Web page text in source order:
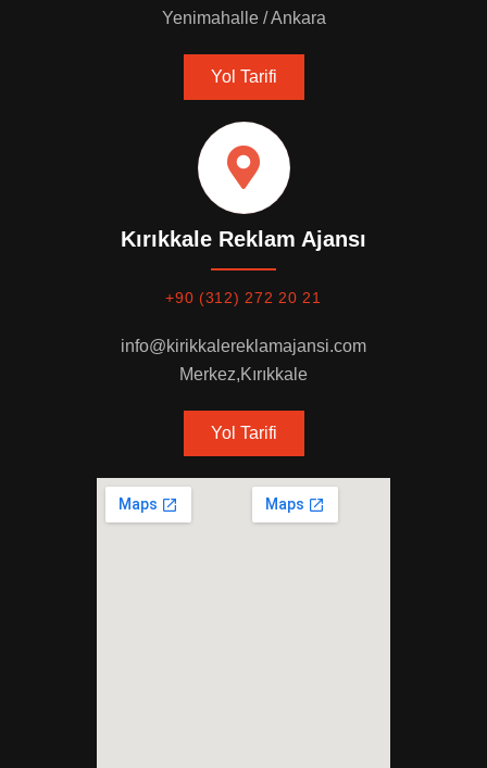
Yenimahalle / Ankara
Yol Tarifi
Kırıkkale Reklam Ajansı
+90 (312) 272 20 21
info@kirikkalereklamajansi.com
Merkez,Kırıkkale
Yol Tarifi